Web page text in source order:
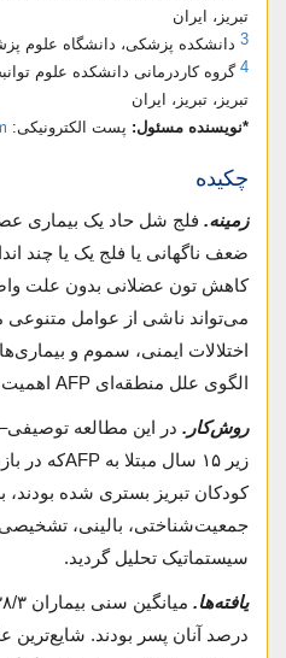
تبریز، ایران
3 دانشکده پزشکی، دانشگاه علوم
4 گروه کاردرمانی دانشکده علوم
تبریز، تبریز، ایران
*نویسنده مسئول: پست الکترونیکی:
چکیده
زمینه. فلج شل حاد یک بیماری
ضعف ناگهانی یا فلج یک یا چند
کاهش تون عضلانی بدون علت
می‌تواند ناشی از عوامل
اختلالات ایمنی، سموم و
الگوی علل منطقه‌ای AFP اهمیت بالینی ویژه‌ای دارد.
روش‌کار.
کودکان تبریز بستری شده
جمعیت‌شناختی، بالینی،
سیستماتیک تحلیل گردید.
یافته‌ها.
درصد آنان پسر بودند. شایع‌ترین